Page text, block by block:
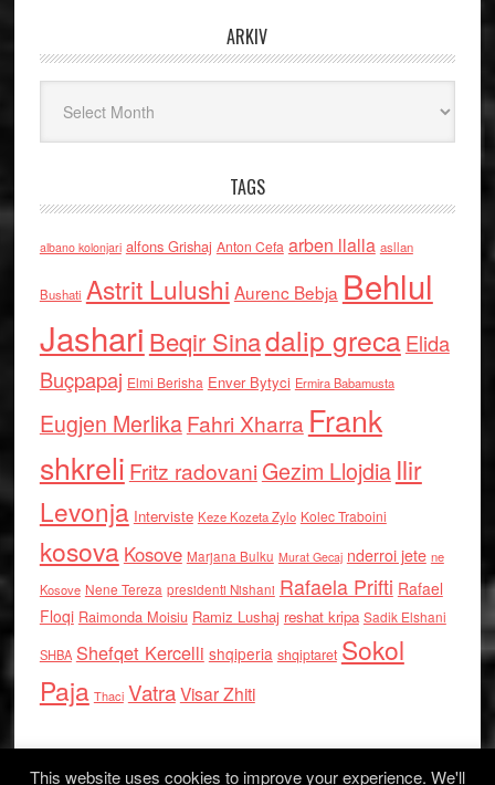
ARKIV
TAGS
albano kolonjari alfons Grishaj Anton Cefa arben llalla asllan
Bushati Astrit Lulushi Aurenc Bebja Behlul
Jashari Beqir Sinadalip grecaElida
Buçpapaj Elmi Berisha Enver Bytyci Ermira Babamusta
Eugjen MerlikaFahri Xharra Frank
shkreli Fritz radovaniGezim Llojdia Ilir
Levonja Interviste Keze Kozeta Zylo Kolec Traboini
kosova Kosove Marjana Bulku Murat Gecaj nderroi jete ne
Kosove Nene Tereza presidenti Nishani Rafaela Prifti Rafael
Floqi Raimonda Moisiu Ramiz Lushaj reshat kripa Sadik Elshani
SHBA Shefqet Kercelli shqiperia shqiptaret Sokol
Paja Thaci VatraVisar Zhiti
This website uses cookies to improve your experience. We'll